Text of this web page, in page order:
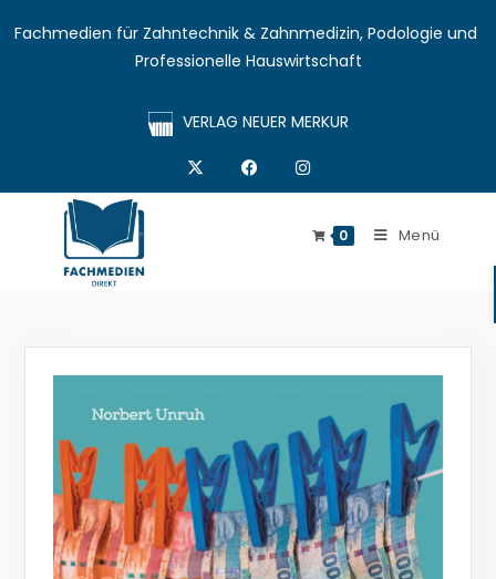
Fachmedien für Zahntechnik & Zahnmedizin, Podologie und
Professionelle Hauswirtschaft
VERLAG NEUER MERKUR
0 Menü